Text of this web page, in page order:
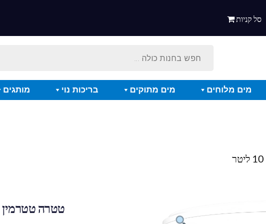
סל קניות
מים מלוחים מים מתוקים בריכות נוי מותגים
טטרה טטרמין – 10